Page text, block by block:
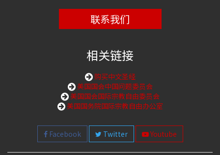
联系我们
相关链接
购买中文圣经
美国国会中国问题委员会
美国国会国际宗教自由委员会
美国国务院国际宗教自由办公室
Facebook Twitter Youtube